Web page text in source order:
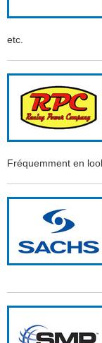
etc.
Fréquemment en